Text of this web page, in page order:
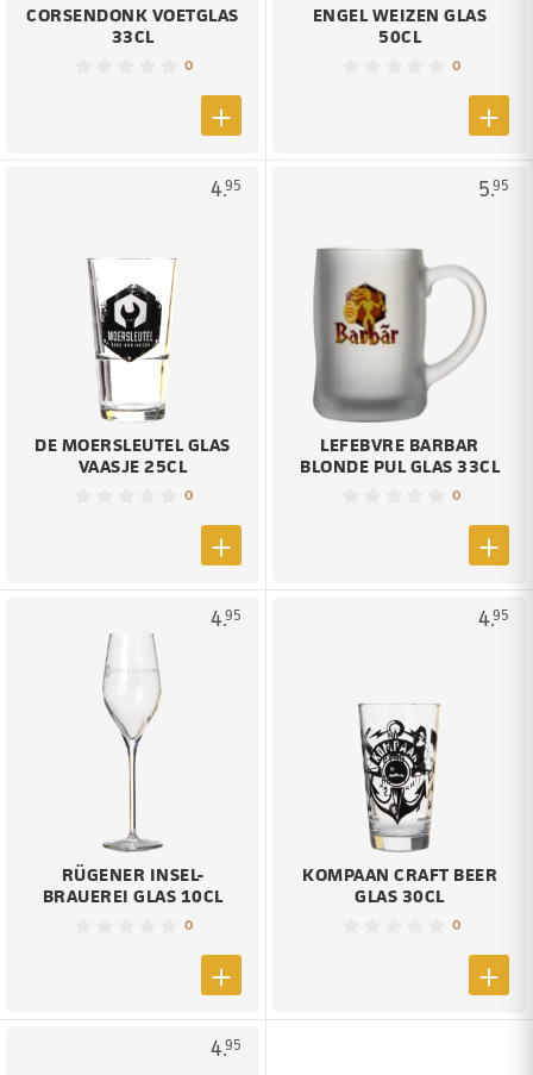
CORSENDONK VOETGLAS
33CL
0
ENGEL WEIZEN GLAS
50CL
0
4.95
DE MOERSLEUTEL GLAS
VAASJE 25CL
0
5.95
LEFEBVRE BARBAR
BLONDE PUL GLAS 33CL
0
4.95
RÜGENER INSEL-
BRAUEREI GLAS 10CL
0
4.95
KOMPAAN CRAFT BEER
GLAS 30CL
0
4.95